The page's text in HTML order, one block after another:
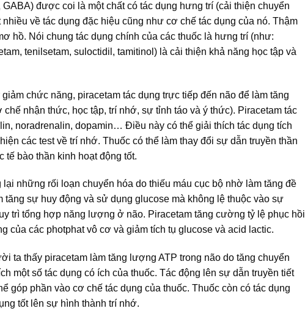
được coi là một chất có tác dụng hưng trí (cải thiện chuyển
về tác dụng đặc hiệu cũng như cơ chế tác dụng của nó. Thậm
hồ. Nói chung tác dụng chính của các thuốc là hưng trí (như:
tenilsetam, suloctidil, tamitinol) là cải thiện khả năng học tập và
chức năng, piracetam tác dụng trực tiếp đến não để làm tăng
nhận thức, học tập, trí nhớ, sự tỉnh táo và ý thức). Piracetam tác
noradrenalin, dopamin… Điều này có thể giải thích tác dụng tích
các test về trí nhớ. Thuốc có thể làm thay đổi sự dẫn truyền thần
tế bào thần kinh hoạt động tốt.
những rối loạn chuyển hóa do thiếu máu cục bộ nhờ làm tăng đề
sự huy động và sử dụng glucose mà không lệ thuộc vào sự
trì tổng hợp năng lượng ở não. Piracetam tăng cường tỷ lệ phục hồi
của các photphat vô cơ và giảm tích tụ glucose và acid lactic.
ta thấy piracetam làm tăng lượng ATP trong não do tăng chuyển
một số tác dụng có ích của thuốc. Tác động lên sự dẫn truyền tiết
góp phần vào cơ chế tác dụng của thuốc. Thuốc còn có tác dụng
tốt lên sự hình thành trí nhớ.